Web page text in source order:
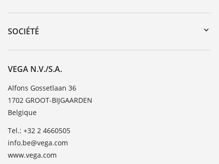
DTM Collection/PACTware
Retour d'appareil
Formations
TeamViewer
SOCIÉTÉ
Carrière
À propos de VEGA
Contact
News
Presse
Blog
VEGA N.V./S.A.
Alfons Gossetlaan 36
1702 GROOT-BIJGAARDEN
Belgique
Tel.: +32 2 4660505
info.be@vega.com
www.vega.com